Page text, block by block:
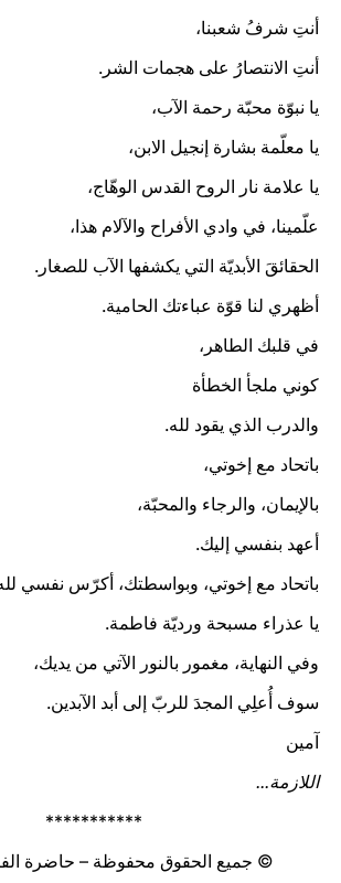
أنتِ شرفُ شعبنا،
أنتِ الانتصارُ على هجمات الشر.
يا نبوّة محبّة رحمة الآب،
يا معلّمة بشارة إنجيل الابن،
يا علامة نار الروح القدس الوهّاج،
علّمينا، في وادي الأفراح والآلام هذا،
الحقائقَ الأبديّة التي يكشفها الآب للصغار.
أظهري لنا قوّة عباءتك الحامية.
في قلبك الطاهر،
كوني ملجأ الخطأة
والدرب الذي يقود لله.
باتحاد مع إخوتي،
بالإيمان، والرجاء والمحبّة،
أعهد بنفسي إليك.
باتحاد مع إخوتي، وبواسطتك، أكرّس نفسي
يا عذراء مسبحة ورديّة فاطمة.
وفي النهاية، مغمور بالنور الآتي من يديك،
سوف أُعلِي المجدَ للربّ إلى أبد الآبدين.
آمين
اللازمة...
***********
© جميع الحقوق محفوظة – حاضرة